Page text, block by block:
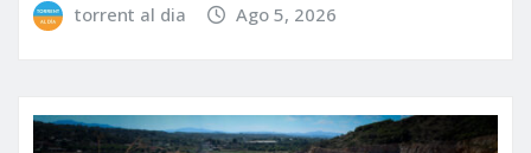
torrent al dia Ago 5, 2026